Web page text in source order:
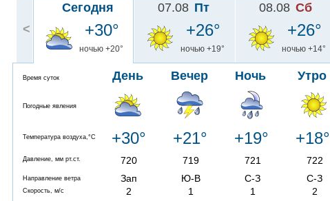
<
Сегодня
+30°
ночью +20°
Время суток День Вечер Ночь Утро
Погодные явления
Температура воздуха,°C +30° +21° +19° +18°
Давление, мм рт.ст. 720 719 721 722
Направление ветра Зап Ю-В С-З С-З
Скорость, м/с 2 1 1 2
07.08 Пт
+26°
ночью +19°
08.08 Сб
+26°
ночью +14°